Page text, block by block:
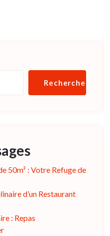
Rechercher
50m² : Votre Refuge de
d’un Restaurant
: Repas